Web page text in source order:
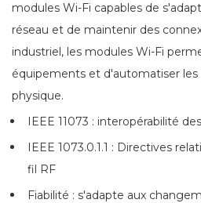
modules Wi-Fi capables de
réseau et de maintenir des
industriel, les modules Wi-Fi
équipements et d'automatiser les
physique.
IEEE 11073 : interopérabilité
IEEE 1073.0.1.1 : Directives
fil RF
Fiabilité : s'adapte aux